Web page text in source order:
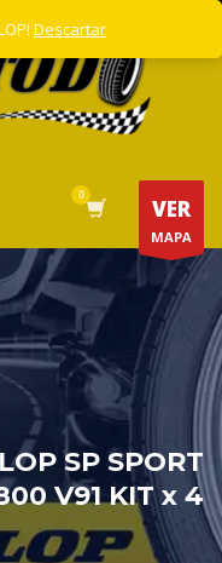
VER
MAPA
SP SPORT
V91 KIT x 4
Descartar